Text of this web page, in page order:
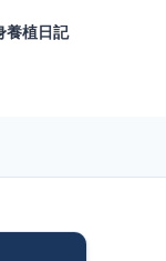
養植日記